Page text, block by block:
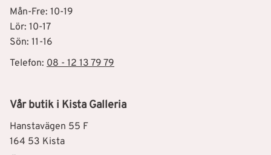
Mån-Fre: 10-19
Lör: 10-17
Sön: 11-16
Telefon: 08 - 12 13 79 79
Vår butik i Kista Galleria
Hanstavägen 55 F
164 53 Kista